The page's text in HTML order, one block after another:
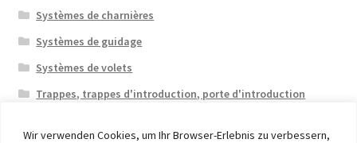
Wir verwenden Cookies, um Ihr Browser-Erlebnis zu verbessern,
Systèmes de charnières
Systèmes de guidage
Systèmes de volets
Trappes, trappes d'introduction, porte d'introduction